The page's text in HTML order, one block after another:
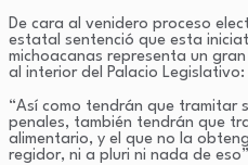
De cara al venidero proceso
estatal sentenció que esta
michoacanas representa un
al interior del Palacio Legislativo:
“Así como tendrán que tramitar
penales, también tendrán que
alimentario, y el que no la
regidor, ni a pluri ni nada de